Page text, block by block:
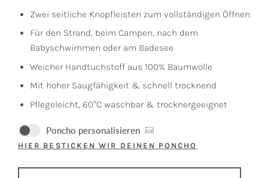
Zwei seitliche Knopfleisten zum vollständigen Öffnen
Für den Strand, beim Campen, nach dem
Babyschwimmen oder am Badesee
Weicher Handtuchstoff aus 100% Baumwolle
Mit hoher Saugfähigkeit & schnell trocknend
Pflegeleicht, 60°C waschbar & trocknergeeignet
Poncho personalisieren
HIER BESTICKEN WIR DEINEN PONCHO